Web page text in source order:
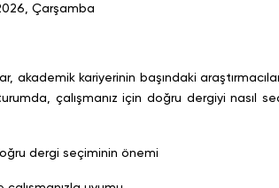
Çarşamba
akademik kariyerinin başındaki
çalışmanız için doğru dergiyi nasıl
dergi seçiminin önemi